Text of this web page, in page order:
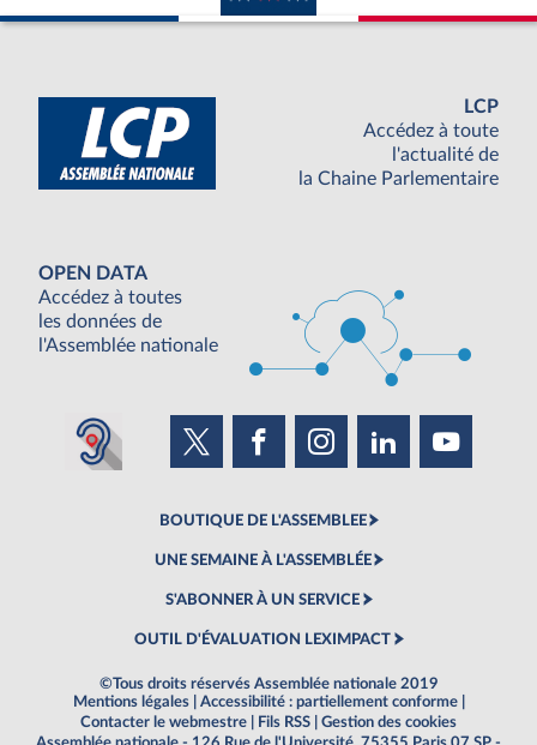
LCP
Accédez à toute
l'actualité de
la Chaine Parlementaire
OPEN DATA
Accédez à toutes
les données de
l'Assemblée nationale
BOUTIQUE DE L'ASSEMBLEE
UNE SEMAINE À L'ASSEMBLÉE
S'ABONNER À UN SERVICE
OUTIL D'ÉVALUATION LEXIMPACT
©Tous droits réservés Assemblée nationale 2019
Mentions légales
Accessibilité : partiellement conforme
Contacter le webmestre
Fils RSS
Gestion des cookies
Assemblée nationale - 126 Rue de l'Université, 75355 Paris 07 SP -